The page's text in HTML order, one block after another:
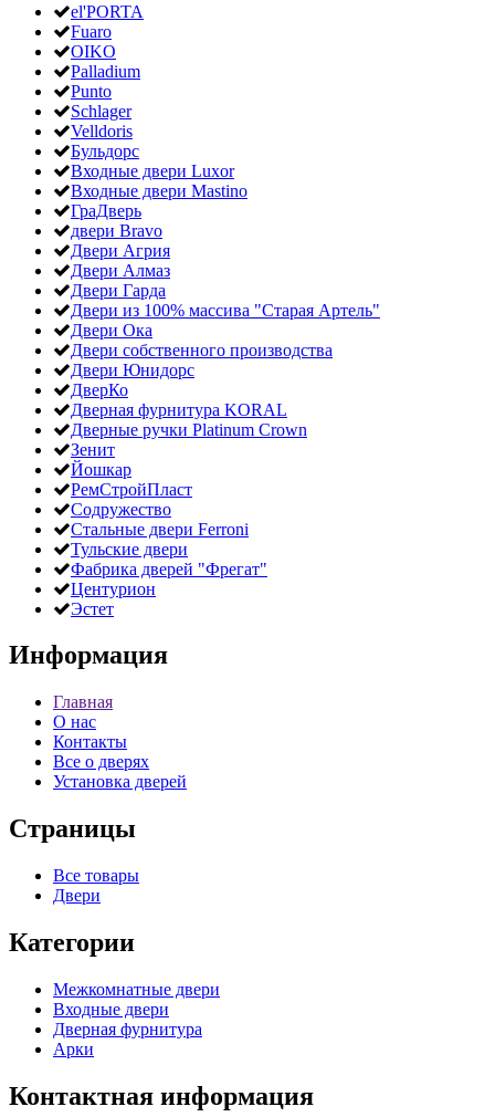
el'PORTA
Fuaro
OIKO
Palladium
Punto
Schlager
Velldoris
Бульдорс
Входные двери Luxor
Входные двери Mastino
ГраДверь
двери Bravo
Двери Агрия
Двери Алмаз
Двери Гарда
Двери из 100% массива "Старая Артель"
Двери Ока
Двери собственного производства
Двери Юнидорс
ДверКо
Дверная фурнитура KORAL
Дверные ручки Platinum Crown
Зенит
Йошкар
РемСтройПласт
Содружество
Стальные двери Ferroni
Тульские двери
Фабрика дверей "Фрегат"
Центурион
Эстет
Информация
Главная
О нас
Контакты
Все о дверях
Установка дверей
Страницы
Все товары
Двери
Категории
Межкомнатные двери
Входные двери
Дверная фурнитура
Арки
Контактная информация